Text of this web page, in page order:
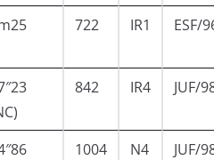
722 IR1 ESF/
842 IR4 JUF/
1004 N4 JUF/